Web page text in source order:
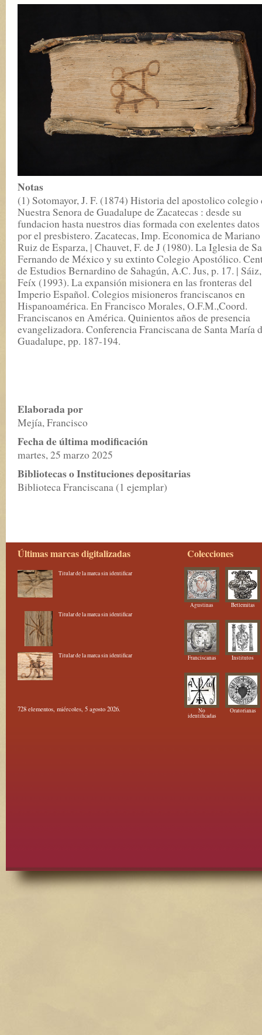
Notas
(1) Sotomayor, J. F. (1874) Historia del apostolico colegio
Nuestra Senora de Guadalupe de Zacatecas : desde su
fundacion hasta nuestros dias formada con exelentes datos
por el presbistero. Zacatecas, Imp. Economica de Mariano
Ruiz de Esparza, | Chauvet, F. de J (1980). La Iglesia de
Fernando de México y su extinto Colegio Apostólico.
de Estudios Bernardino de Sahagún, A.C. Jus, p. 17. | Sáiz,
Feíx (1993). La expansión misionera en las fronteras del
Imperio Español. Colegios misioneros franciscanos en
Hispanoamérica. En Francisco Morales, O.F.M.,Coord.
Franciscanos en América. Quinientos años de presencia
evangelizadora. Conferencia Franciscana de Santa María
Guadalupe, pp. 187-194.
Elaborada por
Mejía, Francisco
Fecha de última modificación
martes, 25 marzo 2025
Bibliotecas o Instituciones depositarias
Biblioteca Franciscana (1 ejemplar)
Últimas marcas digitalizadas
Titular de la marca sin identificar
Titular de la marca sin identificar
Titular de la marca sin identificar
728 elementos, miércoles, 5 agosto 2026.
Colecciones
Agustinas Betlemitas
Franciscanas Institutos
No
identificadas
Oratorianas